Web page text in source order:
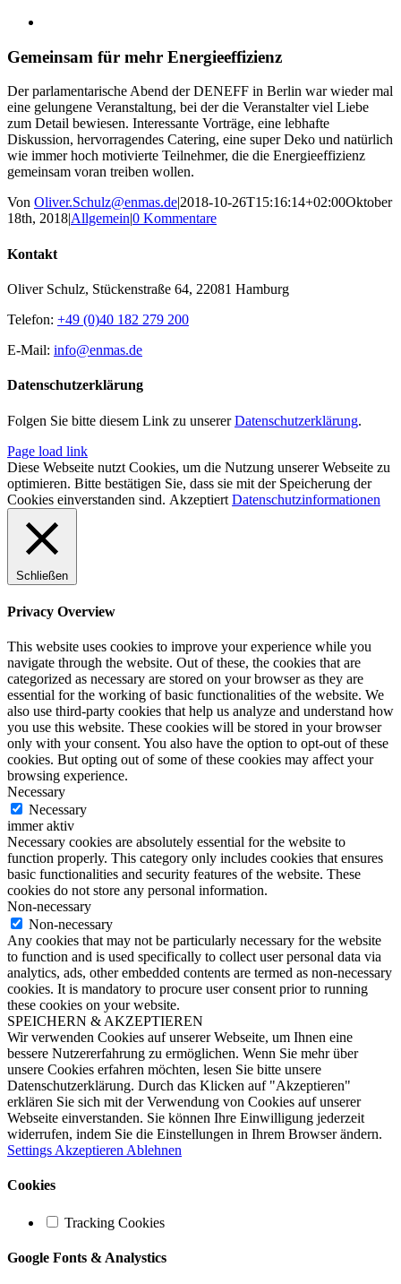
Bild
Gemeinsam für mehr Energieeffizienz
Der parlamentarische Abend der DENEFF in Berlin war wieder mal
eine gelungene Veranstaltung, bei der die Veranstalter viel Liebe
zum Detail bewiesen. Interessante Vorträge, eine lebhafte
Diskussion, hervorragendes Catering, eine super Deko und natürlich
wie immer hoch motivierte Teilnehmer, die die Energieeffizienz
gemeinsam voran treiben wollen.
Von Oliver.Schulz@enmas.de|2018-10-26T15:16:14+02:00Oktober
18th, 2018|Allgemein|0 Kommentare
Kontakt
Oliver Schulz, Stückenstraße 64, 22081 Hamburg
Telefon: +49 (0)40 182 279 200
E-Mail: info@enmas.de
Datenschutzerklärung
Folgen Sie bitte diesem Link zu unsererDatenschutzerklärung.
Page load link
Diese Webseite nutzt Cookies, um die Nutzung unserer Webseite zu
optimieren. Bitte bestätigen Sie, dass sie mit der Speicherung der
Cookies einverstanden sind. Akzeptiert Datenschutzinformationen
Schließen
Privacy Overview
This website uses cookies to improve your experience while you
navigate through the website. Out of these, the cookies that are
categorized as necessary are stored on your browser as they are
essential for the working of basic functionalities of the website. We
also use third-party cookies that help us analyze and understand how
you use this website. These cookies will be stored in your browser
only with your consent. You also have the option to opt-out of these
cookies. But opting out of some of these cookies may affect your
browsing experience.
Necessary
Necessary
immer aktiv
Necessary cookies are absolutely essential for the website to
function properly. This category only includes cookies that ensures
basic functionalities and security features of the website. These
cookies do not store any personal information.
Non-necessary
Non-necessary
Any cookies that may not be particularly necessary for the website
to function and is used specifically to collect user personal data via
analytics, ads, other embedded contents are termed as non-necessary
cookies. It is mandatory to procure user consent prior to running
these cookies on your website.
SPEICHERN & AKZEPTIEREN
Wir verwenden Cookies auf unserer Webseite, um Ihnen eine
bessere Nutzererfahrung zu ermöglichen. Wenn Sie mehr über
unsere Cookies erfahren möchten, lesen Sie bitte unsere
Datenschutzerklärung. Durch das Klicken auf "Akzeptieren"
erklären Sie sich mit der Verwendung von Cookies auf unserer
Webseite einverstanden. Sie können Ihre Einwilligung jederzeit
widerrufen, indem Sie die Einstellungen in Ihrem Browser ändern.
Settings Akzeptieren Ablehnen
Cookies
Tracking Cookies
Google Fonts & Analystics